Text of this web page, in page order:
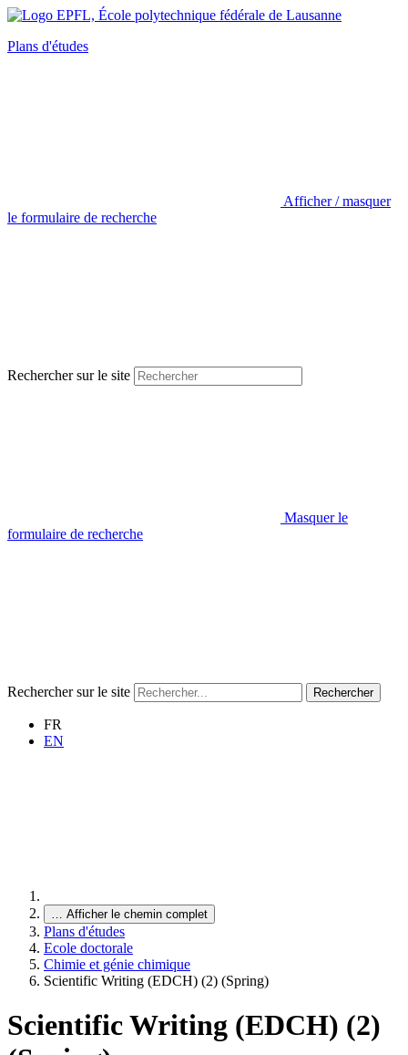
Plans d'études
Afficher / masquer
le formulaire de recherche
Rechercher sur le site
Masquer le
formulaire de recherche
Rechercher sur le site Rechercher
FR
EN
… Afficher le chemin complet
Plans d'études
Ecole doctorale
Chimie et génie chimique
Scientific Writing (EDCH) (2) (Spring)
Scientific Writing (EDCH) (2)